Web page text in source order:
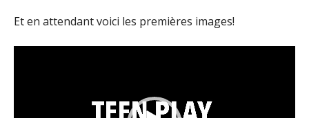
Et en attendant voici les premières images!